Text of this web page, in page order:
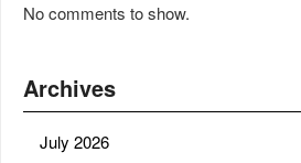
No comments to show.
Archives
July 2026